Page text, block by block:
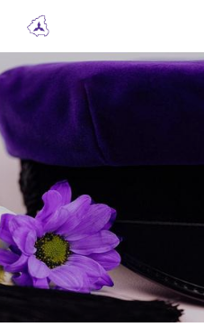
sivunKainuun Insinöörit ry